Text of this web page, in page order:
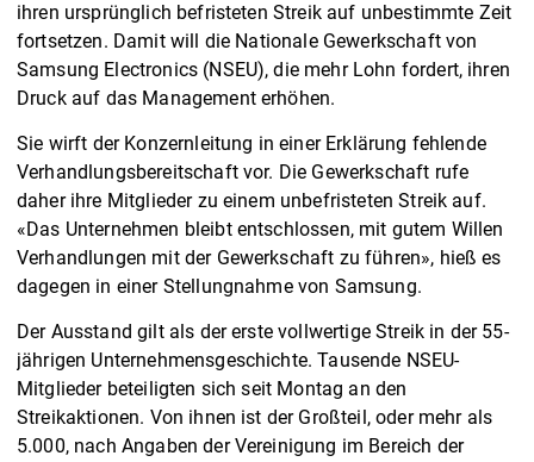
ihren ursprünglich befristeten Streik auf unbestimmte Zeit
fortsetzen. Damit will die Nationale Gewerkschaft von
Samsung Electronics (NSEU), die mehr Lohn fordert, ihren
Druck auf das Management erhöhen.
Sie wirft der Konzernleitung in einer Erklärung fehlende
Verhandlungsbereitschaft vor. Die Gewerkschaft rufe
daher ihre Mitglieder zu einem unbefristeten Streik auf.
«Das Unternehmen bleibt entschlossen, mit gutem Willen
Verhandlungen mit der Gewerkschaft zu führen», hieß es
dagegen in einer Stellungnahme von Samsung.
Der Ausstand gilt als der erste vollwertige Streik in der 55-
jährigen Unternehmensgeschichte. Tausende NSEU-
Mitglieder beteiligten sich seit Montag an den
Streikaktionen. Von ihnen ist der Großteil, oder mehr als
5.000, nach Angaben der Vereinigung im Bereich der